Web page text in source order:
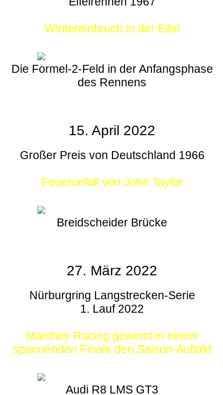
Wintereinbruch in der Eifel
Die Formel-2-Feld in der Anfangsphase
des Rennens
15. April 2022
Großer Preis von Deutschland 1966
Feuerunfall von John Taylor
Breidscheider Brücke
27. März 2022
Nürburgring Langstrecken-Serie
1. Lauf 2022
Manthey Racing gewinnt in einem
spannenden Finale den Saison-Auftakt
Audi R8 LMS GT3